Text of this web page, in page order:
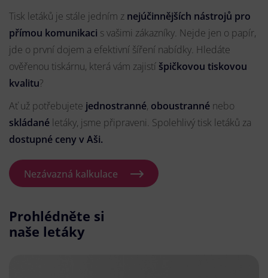
Tisk letáků je stále jedním z nejúčinnějších nástrojů pro
přímou komunikaci s vašimi zákazníky. Nejde jen o papír,
jde o první dojem a efektivní šíření nabídky. Hledáte
ověřenou tiskárnu, která vám zajistí špičkovou tiskovou
kvalitu?
Ať už potřebujete jednostranné, oboustranné nebo
skládané letáky, jsme připraveni. Spolehlivý tisk letáků za
dostupné ceny v Aši.
Nezávazná kalkulace
Prohlédněte si
naše letáky